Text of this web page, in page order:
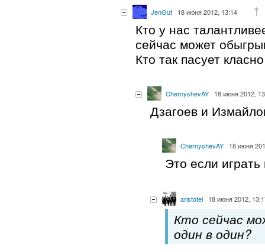
JenGut 18 июня 2012, 13:14
Кто у нас
сейчас может
Кто так пасует
ChernyshevAY 18 июня 2012,
Дзагоев и
ChernyshevAY 18 июня
Это если
aristotel 18 июня 2012,
Кто сейчас
один в один?